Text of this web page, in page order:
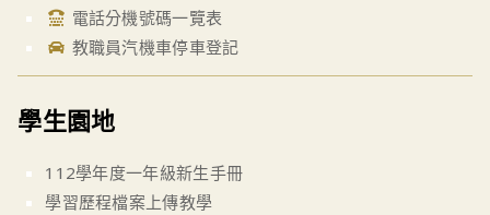
電話分機號碼一覽表
教職員汽機車停車登記
學生園地
112學年度一年級新生手冊
學習歷程檔案上傳教學